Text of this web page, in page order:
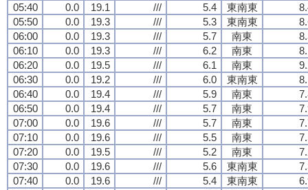
05:40
0.0 19.1 /// 5.4 東南東
05:50
0.0 19.3 /// 5.3 東南東
06:00
0.0 19.3 /// 5.7 南東
06:10
0.0 19.3 /// 6.2 南東
06:20
0.0 19.5 /// 6.1 南東
06:30
0.0 19.2 /// 6.0 東南東
06:40
0.0 19.4 /// 5.9 南東
06:50
0.0 19.4 /// 5.7 南東
07:00
0.0 19.6 /// 5.7 南東
07:10
0.0 19.6 /// 5.5 南東
07:20
0.0 19.5 /// 5.2 南東
07:30
0.0 19.6 /// 5.6 東南東
07:40
0.0 19.6 /// 5.4 東南東